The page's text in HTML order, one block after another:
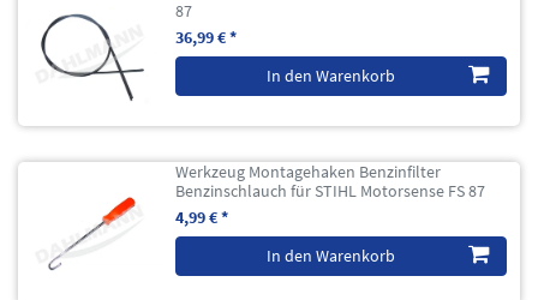
87
36,99 € *
In den Warenkorb
Werkzeug Montagehaken Benzinfilter
Benzinschlauch für STIHL Motorsense FS 87
4,99 € *
In den Warenkorb